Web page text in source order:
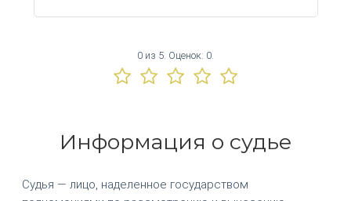
0 из 5. Оценок: 0
Информация о судье
Судья — лицо, наделенное государством